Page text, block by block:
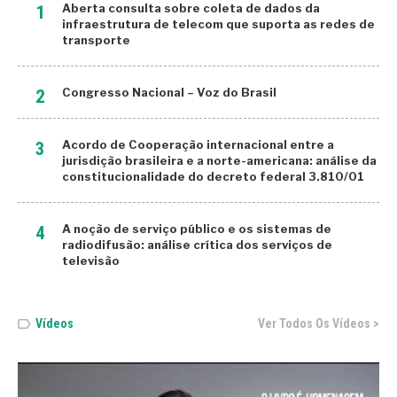
Global Innovation Index 2022
Governo
ICMS
Insalubridade Sonora
Internacional
Japão
Vídeos Ver Todos Os Vídeos >
Aberta consulta sobre coleta de dados da
infraestrutura de telecom que suporta as redes de
transporte
Congresso Nacional – Voz do Brasil
Acordo de Cooperação internacional entre a
jurisdição brasileira e a norte-americana: análise da
constitucionalidade do decreto federal 3.810/01
A noção de serviço público e os sistemas de
radiodifusão: análise crítica dos serviços de
televisão